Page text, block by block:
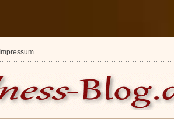
Impressum